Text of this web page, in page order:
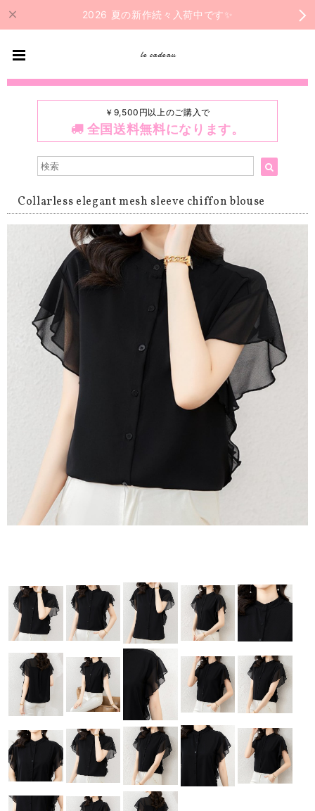
2026 夏の新作続々入荷中です✨
le cadeau
￥9,500円以上のご購入で
全国送料無料になります。
Collarless elegant mesh sleeve chiffon blouse